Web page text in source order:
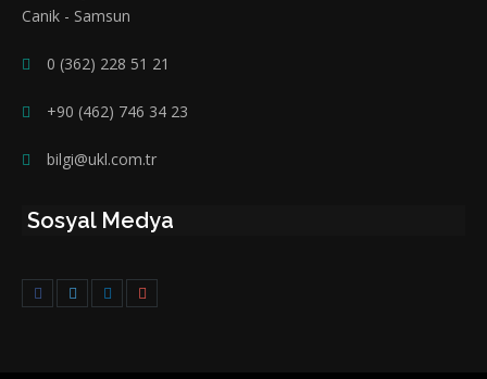
Canik - Samsun
0 (362) 228 51 21
+90 (462) 746 34 23
bilgi@ukl.com.tr
Sosyal Medya